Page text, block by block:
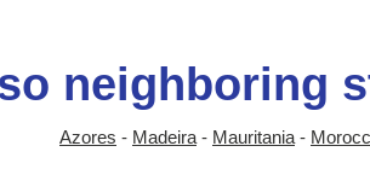
neighboring
Azores - Madeira - Mauritania -